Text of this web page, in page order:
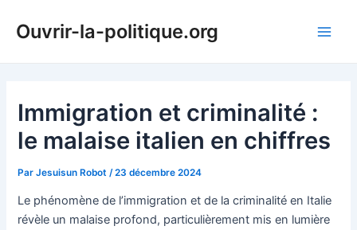
Ouvrir-la-politique.org
Immigration et criminalité :
le malaise italien en chiffres
ParJesuisun Robot /23 décembre 2024
Le phénomène de l’immigration et de la criminalité en Italie
révèle un malaise profond, particulièrement mis en lumière